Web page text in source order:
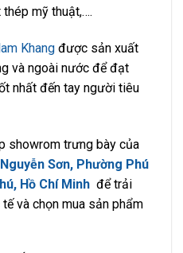
mỹ thuật,….
Khangđược sản xuất
và ngoài nước để đạt
nhất đến tay người tiêu
showrom trưng bày của
Sơn, Phường Phú
Hồ Chí Minh để trải
và chọn mua sản phẩm